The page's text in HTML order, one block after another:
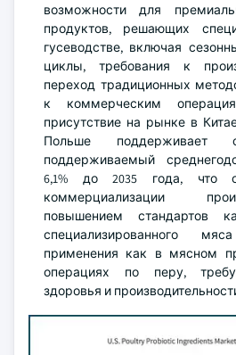
возможности для
продуктов, решающих
гусеводстве, включая
циклы, требования к
переход традиционных
к коммерческим
присутствие на рынке в
Польше поддерживает
поддерживаемый
6,1% до 2035 года, что
коммерциализации
повышением стандартов
специализированного
применения как в мясном
операциях по перу,
здоровья и